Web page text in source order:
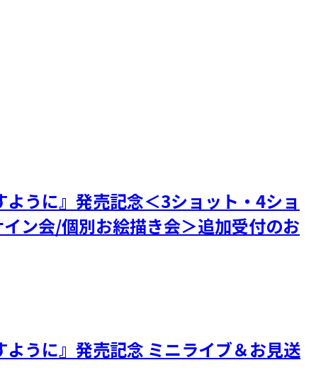
うに』発売記念＜3ショット・4ショ
ン会/個別お絵描き会＞追加受付のお
うに』発売記念 ミニライブ＆お見送